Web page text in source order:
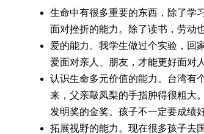
生命中有很多重要的东西，除了学
面对挫折的能力。除了读书，劳动
爱的能力。我学生做过个实验，回
爱面对亲人、朋友，才能更好面对人
认识生命多元价值的能力。台湾有
来，父亲敲凤梨的手指肿得很粗大
发明奖的金奖。孩子不一定要成绩
拓展视野的能力。现在很多孩子去